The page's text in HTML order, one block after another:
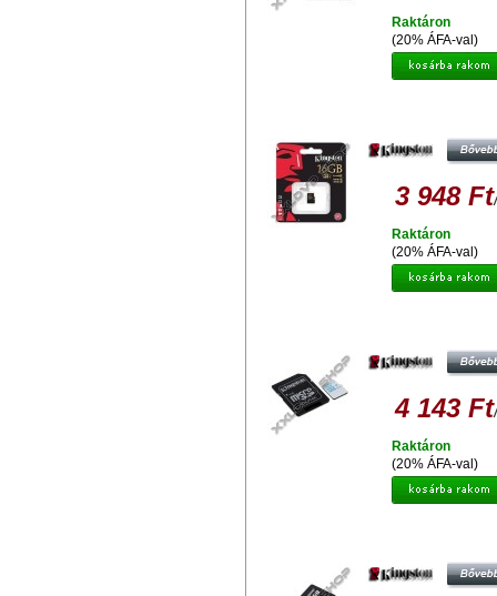
(20% ÁFA-val)
Raktáron
3 948 Ft
(20% ÁFA-val)
Raktáron
U3 (90/45 MB/S) + ADAPTER
4 143 Ft
(20% ÁFA-val)
Raktáron
TEMP (90/45 MB/S)